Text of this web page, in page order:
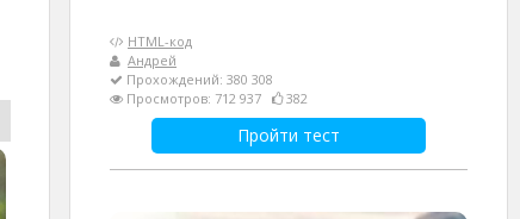
HTML-код
Андрей
Прохождений: 380 308
Просмотров: 712 937
382
Пройти тест